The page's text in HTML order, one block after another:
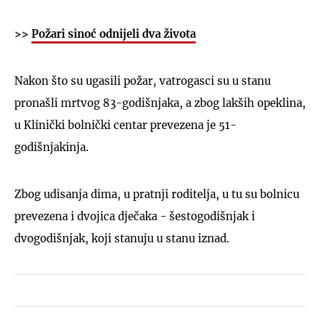
>> Požari sinoć odnijeli dva života
Nakon što su ugasili požar, vatrogasci su u stanu
pronašli mrtvog 83-godišnjaka, a zbog lakših opeklina,
u Klinički bolnički centar prevezena je 51-
godišnjakinja.
Zbog udisanja dima, u pratnji roditelja, u tu su bolnicu
prevezena i dvojica dječaka - šestogodišnjak i
dvogodišnjak, koji stanuju u stanu iznad.